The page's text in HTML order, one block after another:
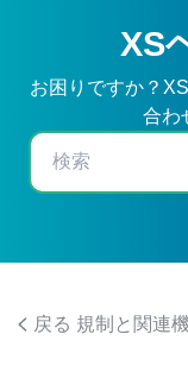
XS
お困りですか？
合わ
戻る 規制と関連